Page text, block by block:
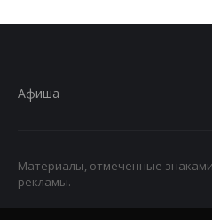
Афиша
Материалы, отмеченные
рекламы.